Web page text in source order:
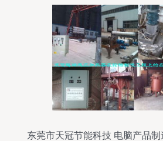
东莞市天冠节能科技 电脑产品